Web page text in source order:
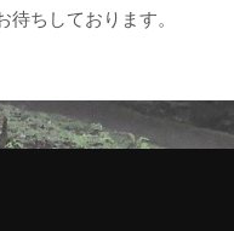
待ちしております。